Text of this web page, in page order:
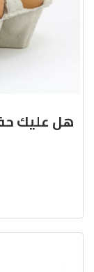
هل عليك